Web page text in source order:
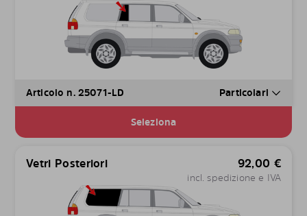
Articolo n. 25071-LD Particolari
Seleziona
Vetri Posteriori 92,00 €
incl. spedizione e IVA